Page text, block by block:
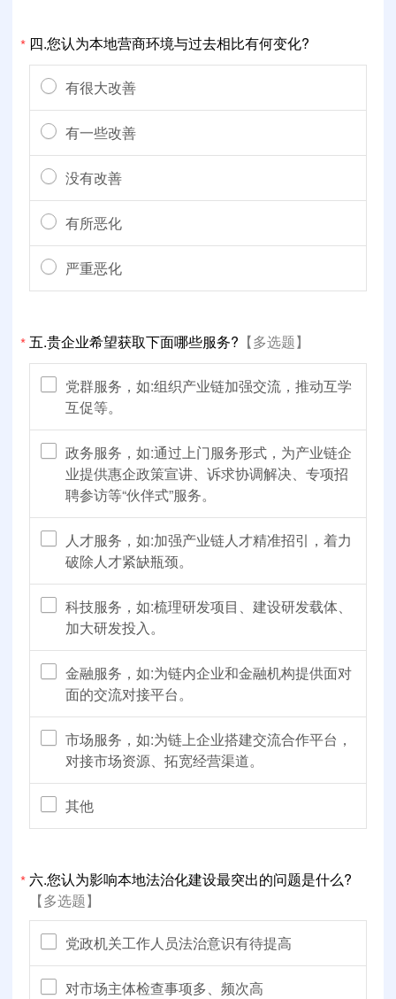
* 四.您认为本地营商环境与过去相比有何变化?
有很大改善
有一些改善
没有改善
有所恶化
严重恶化
*五.贵企业希望获取下面哪些服务? 【多选题】
党群服务，如:组织产业链加强交流，推动互学
互促等。
政务服务，如:通过上门服务形式，为产业链企
业提供惠企政策宣讲、诉求协调解决、专项招
聘参访等“伙伴式”服务。
人才服务，如:加强产业链人才精准招引，着力
破除人才紧缺瓶颈。
科技服务，如:梳理研发项目、建设研发载体、
加大研发投入。
金融服务，如:为链内企业和金融机构提供面对
面的交流对接平台。
市场服务，如:为链上企业搭建交流合作平台，
对接市场资源、拓宽经营渠道。
其他
* 六.您认为影响本地法治化建设最突出的问题是什么?
【多选题】
党政机关工作人员法治意识有待提高
对市场主体检查事项多、频次高